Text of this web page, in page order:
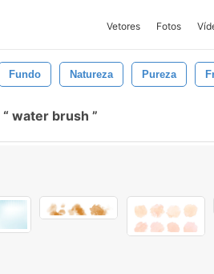
Vetores Fotos
Fundo Natureza Pureza
water brush